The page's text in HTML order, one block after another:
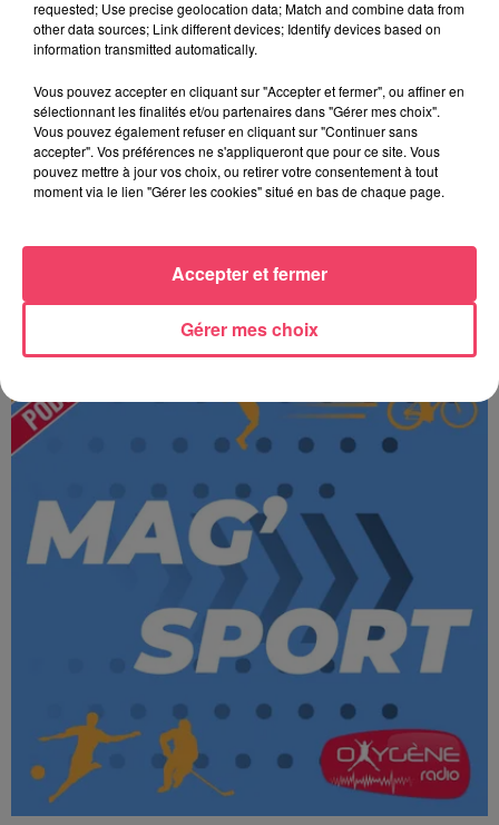
JOURNAL ANJOU MIDI 07/08/26
requested; Use precise geolocation data; Match and combine data from
other data sources; Link different devices; Identify devices based on
information transmitted automatically.
Vous pouvez accepter en cliquant sur "Accepter et fermer", ou affiner en
sélectionnant les finalités et/ou partenaires dans "Gérer mes choix".
Vous pouvez également refuser en cliquant sur "Continuer sans
accepter". Vos préférences ne s'appliqueront que pour ce site. Vous
pouvez mettre à jour vos choix, ou retirer votre consentement à tout
moment via le lien "Gérer les cookies" situé en bas de chaque page.
Gérer mes choix
Accepter et fermer